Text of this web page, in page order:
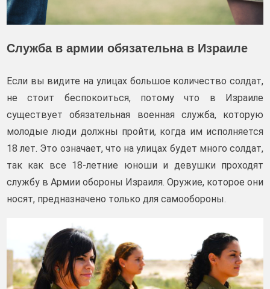
Служба в армии обязательна в Израиле
Если вы видите на улицах большое количество солдат,
не стоит беспокоиться, потому что в Израиле
существует обязательная военная служба, которую
молодые люди должны пройти, когда им исполняется
18 лет. Это означает, что на улицах будет много солдат,
так как все 18-летние юноши и девушки проходят
службу в Армии обороны Израиля. Оружие, которое они
носят, предназначено только для самообороны.